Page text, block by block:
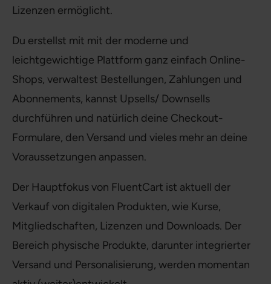
Lizenzen ermöglicht.
Du erstellst mit mit der moderne und
leichtgewichtige Plattform ganz einfach Online-
Shops, verwaltest Bestellungen, Zahlungen und
Abonnements, kannst Upsells/ Downsells
durchführen und natürlich deine Checkout-
Formulare, den Versand und vieles mehr an deine
Voraussetzungen anpassen.
Der Hauptfokus von FluentCart ist aktuell der
Verkauf von digitalen Produkten, wie Kurse,
Mitgliedschaften, Lizenzen und Downloads. Der
Bereich physische Produkte, darunter integrierter
Versand und Personalisierung, werden momentan